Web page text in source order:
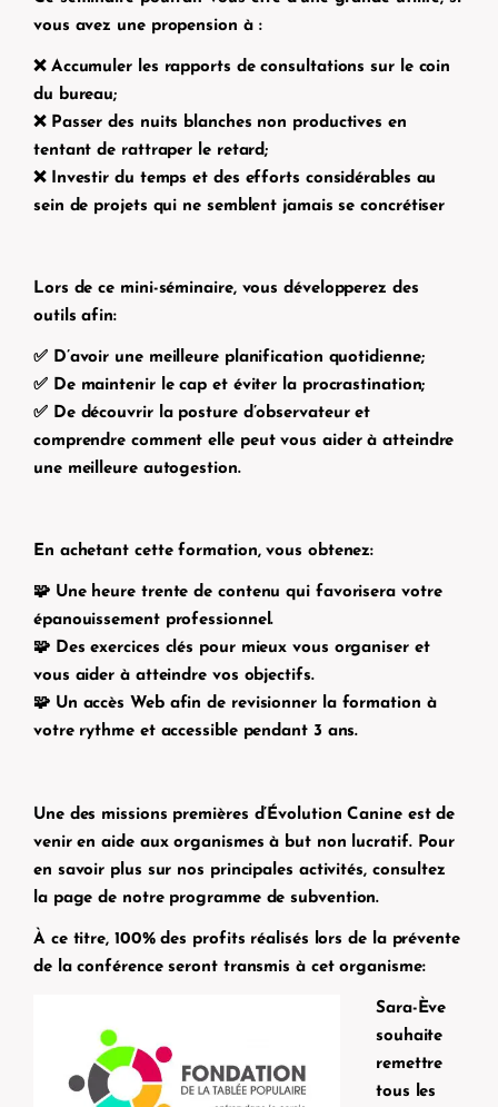
vous avez une propension à :
❌ Accumuler les rapports de consultations sur le coin
du bureau;
❌ Passer des nuits blanches non productives en
tentant de rattraper le retard;
❌ Investir du temps et des efforts considérables au
sein de projets qui ne semblent jamais se concrétiser
Lors de ce mini-séminaire, vous développerez des
outils afin:
✅ D’avoir une meilleure planification quotidienne;
✅ De maintenir le cap et éviter la procrastination;
✅ De découvrir la posture d’observateur et
comprendre comment elle peut vous aider à atteindre
une meilleure autogestion.
En achetant cette formation, vous obtenez:
🧩 Une heure trente de contenu qui favorisera votre
épanouissement professionnel.
🧩 Des exercices clés pour mieux vous organiser et
vous aider à atteindre vos objectifs.
🧩 Un accès Web afin de revisionner la formation à
votre rythme et accessible pendant 3 ans.
Une des missions premières d’Évolution Canine est de
venir en aide aux organismes à but non lucratif. Pour
en savoir plus sur nos principales activités, consultez
la page de notre programme de subvention.
À ce titre, 100% des profits réalisés lors de la prévente
de la conférence seront transmis à cet organisme:
Sara-Ève
souhaite
remettre
tous les